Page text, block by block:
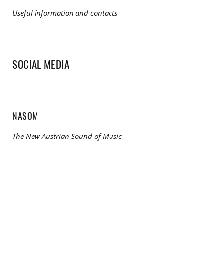
Useful information and contacts
SOCIAL MEDIA
NASOM
The New Austrian Sound of Music